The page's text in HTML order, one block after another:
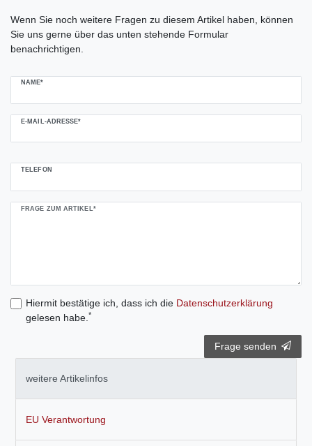
Wenn Sie noch weitere Fragen zu diesem Artikel haben, können
Sie uns gerne über das unten stehende Formular
benachrichtigen.
NAME*
E-MAIL-ADRESSE*
TELEFON
FRAGE ZUM ARTIKEL*
Hiermit bestätige ich, dass ich die Daten­schutz­erklärung
gelesen habe. *
Frage senden
weitere Artikelinfos
EU Verantwortung